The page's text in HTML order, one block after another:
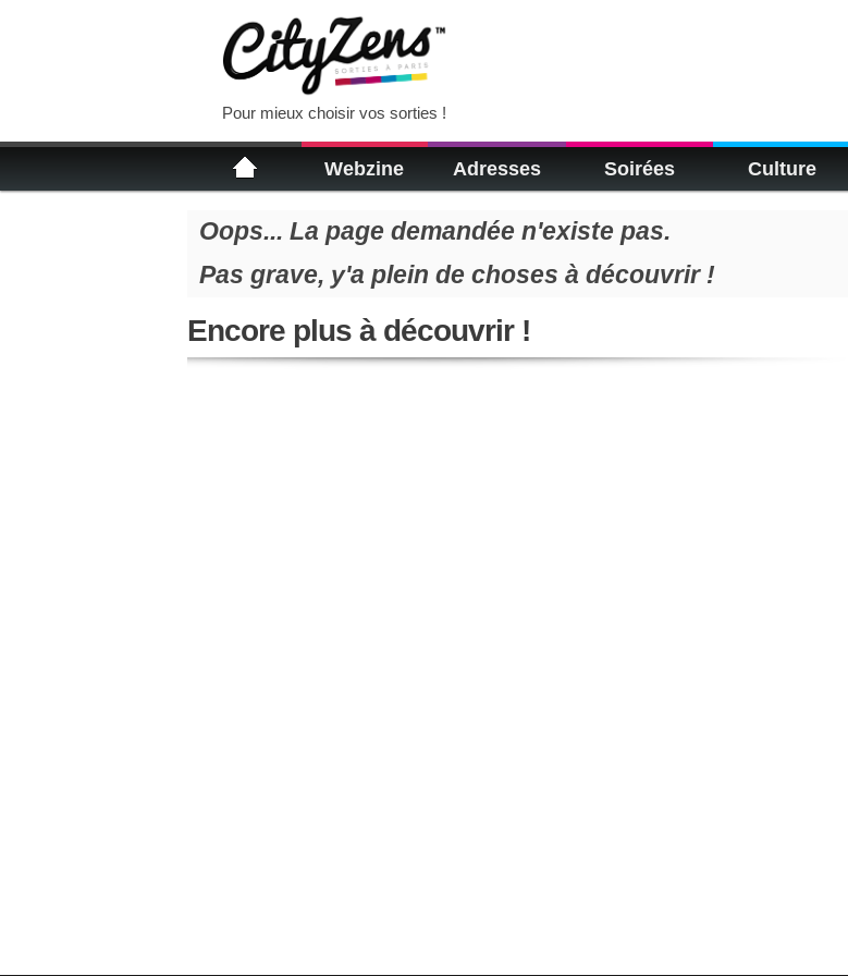
Pour mieux choisir vos sorties !
Webzine Adresses Soirées Culture
Oops... La page demandée n'existe pas.
Pas grave, y'a plein de choses à découvrir !
Encore plus à découvrir !